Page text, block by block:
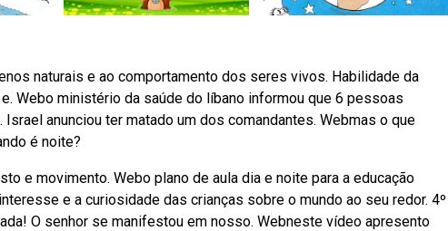
naturais e ao comportamento dos seres vivos. Habilidade da
Webo ministério da saúde do líbano informou que 6 pessoas
anunciou ter matado um dos comandantes. Webmas o que
é noite?
e movimento. Webo plano de aula dia e noite para a educação
e a curiosidade das crianças sobre o mundo ao seu redor. 4º
O senhor se manifestou em nosso. Webneste vídeo apresento